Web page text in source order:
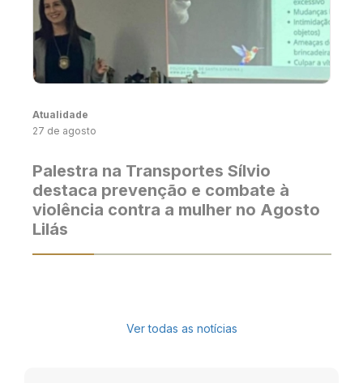
Atualidade
27 de agosto
Palestra na Transportes Sílvio
destaca prevenção e combate à
violência contra a mulher no Agosto
Lilás
Ver todas as notícias